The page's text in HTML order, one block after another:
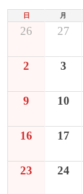
日 月
26 27
2 3
9 10
16 17
23 24